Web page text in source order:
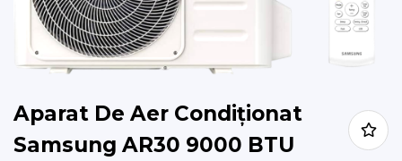
Aparat De Aer Condiționat
Samsung AR30 9000 BTU